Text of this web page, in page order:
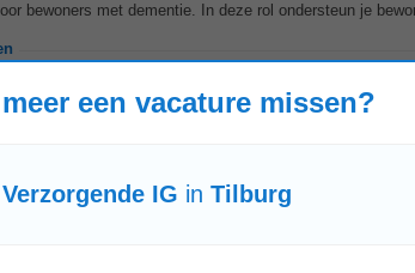
bewoners met dementie. In deze rol ondersteun je
we mogelijkheden; • Je hebt hart voor de patiënten; •
• Flexibiliteit...
een vacature missen?
Verzorgende IG in Tilburg